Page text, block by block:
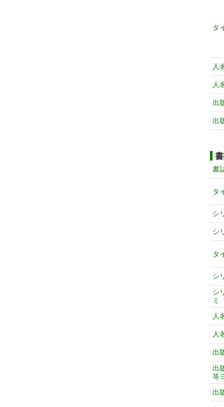
タ
人
人
出
出
書
タ
シ
シ
タ
シ
シ
ミ
人
人
出
出
等
出